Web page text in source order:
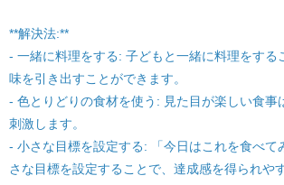
**解決法:**
- 一緒に料理をする: 子どもと一緒に料理をする
味を引き出すことができます。
- 色とりどりの食材を使う: 見た目が楽しい食事
刺激します。
- 小さな目標を設定する: 「今日はこれを食べて
さな目標を設定することで、達成感を得られや